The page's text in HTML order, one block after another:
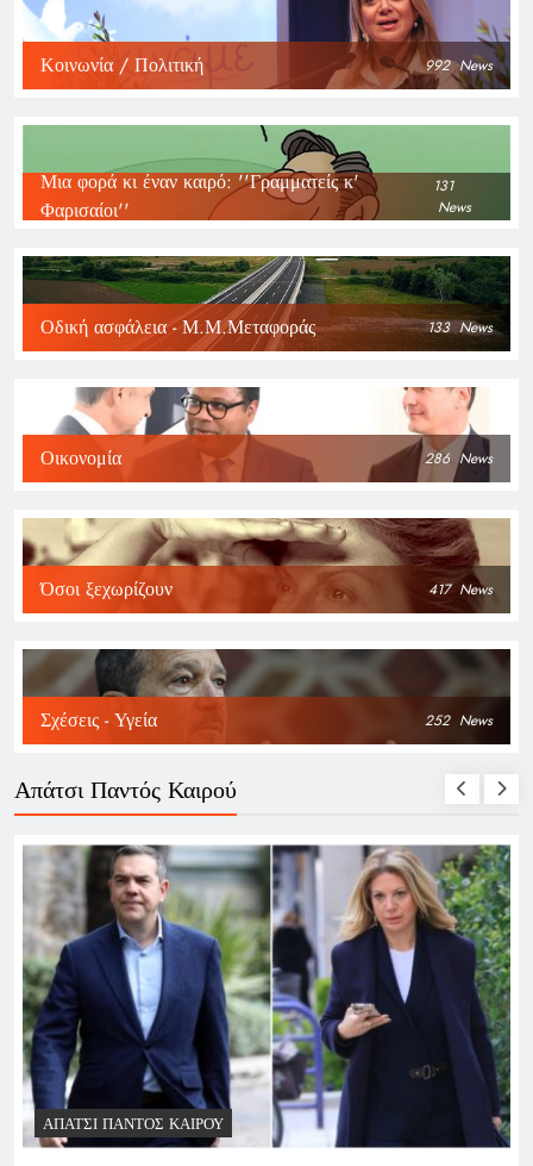
Κοινωνία / Πολιτική 992 News
Μια φορά κι έναν καιρό: ''Γραμματείς κ'
Φαρισαίοι''
131
News
Οδική ασφάλεια - Μ.Μ.Μεταφοράς 133 News
Οικονομία 286 News
Όσοι ξεχωρίζουν 417 News
Σχέσεις - Υγεία 252 News
Απάτσι Παντός Καιρού
...ΞΑΝΆ ΣΤΑ ΘΡΑΝΊΑ, ΣΤΗ ΜΕΓΆΛΗ ΤΩΝ ΓΕΛΟΙΟΓΡΆΦΩΝ
ΣΧΟΛΉ
ΑΠΆΤΣΙ ΠΑΝΤΌΣ ΚΑΙΡΟΎ